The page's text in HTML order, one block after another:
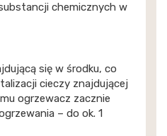
chemicznych w
się w środku, co
cieczy znajdującej
ogrzewacz zacznie
– do ok. 1